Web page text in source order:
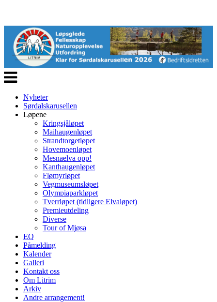
Veksle
navigasjon
Nyheter
Sørdalskarusellen
Løpene
Kringsjåløpet
Maihaugenløpet
Strandtorgetløpet
Hovemoenløpet
Mesnaelva opp!
Kanthaugenløpet
Flømyrløpet
Vegmuseumsløpet
Olympiaparkløpet
Tverrløpet (tidligere Elvaløpet)
Premieutdeling
Diverse
Tour of Mjøsa
EQ
Påmelding
Kalender
Galleri
Kontakt oss
Om Litrim
Arkiv
Andre arrangement!